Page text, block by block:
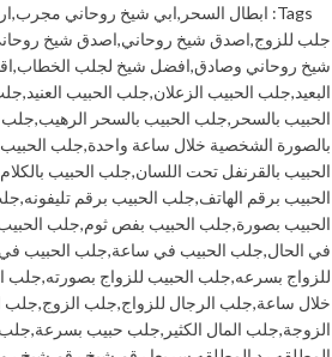
Tags: ابطال السحر ,ابي شيخ روحاني مجرب,
جلب للزوج,اصدق شيخ روحاني,اصدق شيخ
شيخ روحاني وصادق,افضل شيخ لجلب الخطاب,
البعيد,جلب الحبيب الزعلان,جلب الحبيب العنيد,
الحبيب بالسحر ,جلب الحبيب بالسحر الرهيب,جلب
بالصورة الشخصية خلال ساعة واحدة,جلب الحبيب
الحبيب بالقرنفل تحت اللسان,جلب الحبيب بالكلام
الحبيب برقم الهاتف,جلب الحبيب برقم تليفونه,
الحبيب بصورة,جلب الحبيب بفص ثوم,جلب
في الحال,جلب الحبيب في ساعة,جلب الحبيب
للزواج بسرعه,جلب الحبيب للزواج بصورته,جلب
خلال ساعة,جلب الرجال للزواج,جلب الزوج,جلب
الزوجة,جلب المال الكثير ,جلب حبيب بسرعة,